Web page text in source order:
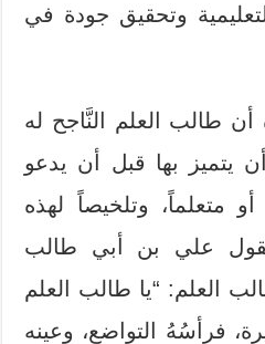
وتحقيق جودة في
طالب العلم النَّاجح له
يتميز بها قبل أن يدعو
متعلماً، وتلخيصاً لهذه
علي بن أبي طالب
العلم: “يا طالب العلم
فرأسُهُ التواضع، وعينه